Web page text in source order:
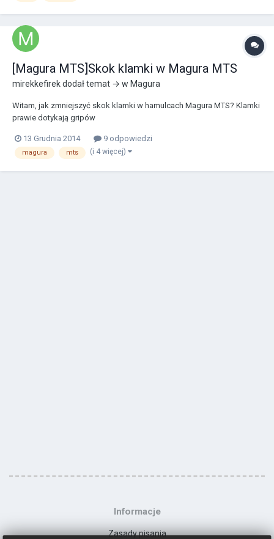
[Magura MTS]Skok klamki w Magura MTS
mirekkefirekdodał temat → w Magura
Witam, jak zmniejszyć skok klamki w hamulcach Magura MTS? Klamki
prawie dotykają gripów
13 Grudnia 2014 9 odpowiedzi
magura mts (i 4 więcej)
Informacje
Zasady pisania